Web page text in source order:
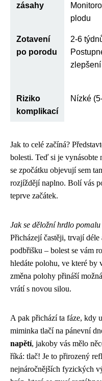
zásahy
plodu
Zotavení
po porodu
2-6
zlepšení
Riziko
komplikací
Nízké
Jak to celé začíná?
bolesti. Teď si je vynásobte
se zpočátku objevují sem
rozjíždějí naplno. Bolí vás
teprve začátek.
Jak se děložní hrdlo
Přicházejí častěji, trvají
podbřišku – bolest se vám
hledáte polohu, ve které by
změna polohy přináší
vrátí s novou silou.
A pak přichází ta fáze, kdy
miminka tlačí na pánevní
napětí, jakoby vás mělo
říká: tlač! Je to přirozený
nejnáročnějších fyzických